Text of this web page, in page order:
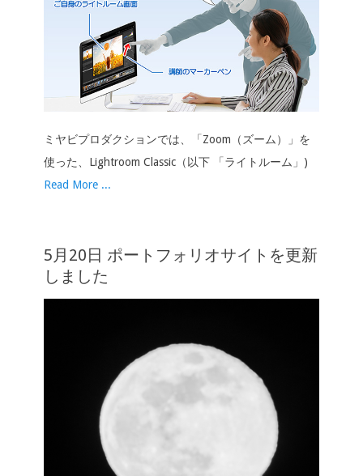
ミヤビプロダクションでは、「Zoom（ズーム）」を
使った、Lightroom Classic（以下 「ライトルーム」)
Read More ...
5月20日 ポートフォリオサイトを更新
しました